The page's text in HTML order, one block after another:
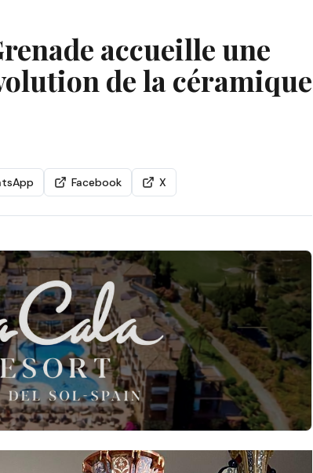
accueille une
de la céramique
Facebook X